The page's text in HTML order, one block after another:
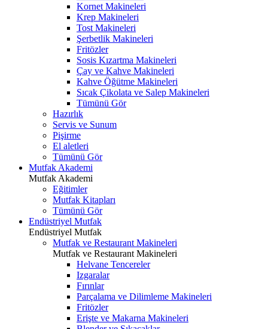
Kornet Makineleri
Krep Makineleri
Tost Makineleri
Şerbetlik Makineleri
Fritözler
Sosis Kızartma Makineleri
Çay ve Kahve Makineleri
Kahve Öğütme Makineleri
Sıcak Çikolata ve Salep Makineleri
Tümünü Gör
Hazırlık
Servis ve Sunum
Pişirme
El aletleri
Tümünü Gör
Mutfak Akademi
Mutfak Akademi
Eğitimler
Mutfak Kitapları
Tümünü Gör
Endüstriyel Mutfak
Endüstriyel Mutfak
Mutfak ve Restaurant Makineleri
Mutfak ve Restaurant Makineleri
Helvane Tencereler
Izgaralar
Fırınlar
Parçalama ve Dilimleme Makineleri
Fritözler
Erişte ve Makarna Makineleri